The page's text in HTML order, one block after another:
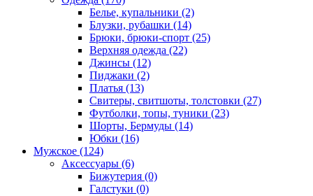
Белье, купальники (2)
Блузки, рубашки (14)
Брюки, брюки-спорт (25)
Верхняя одежда (22)
Джинсы (12)
Пиджаки (2)
Платья (13)
Свитеры, свитшоты, толстовки (27)
Футболки, топы, туники (23)
Шорты, Бермуды (14)
Юбки (16)
Мужское (124)
Аксессуары (6)
Бижутерия (0)
Галстуки (0)